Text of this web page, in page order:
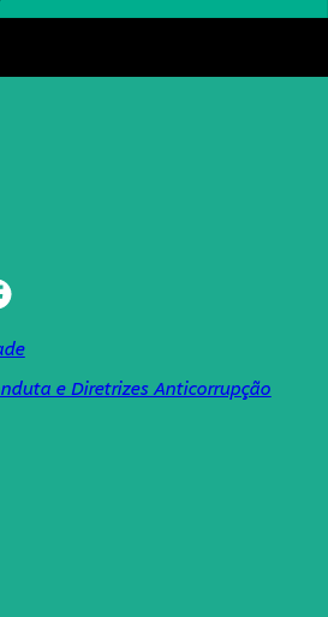
e Diretrizes Anticorrupção